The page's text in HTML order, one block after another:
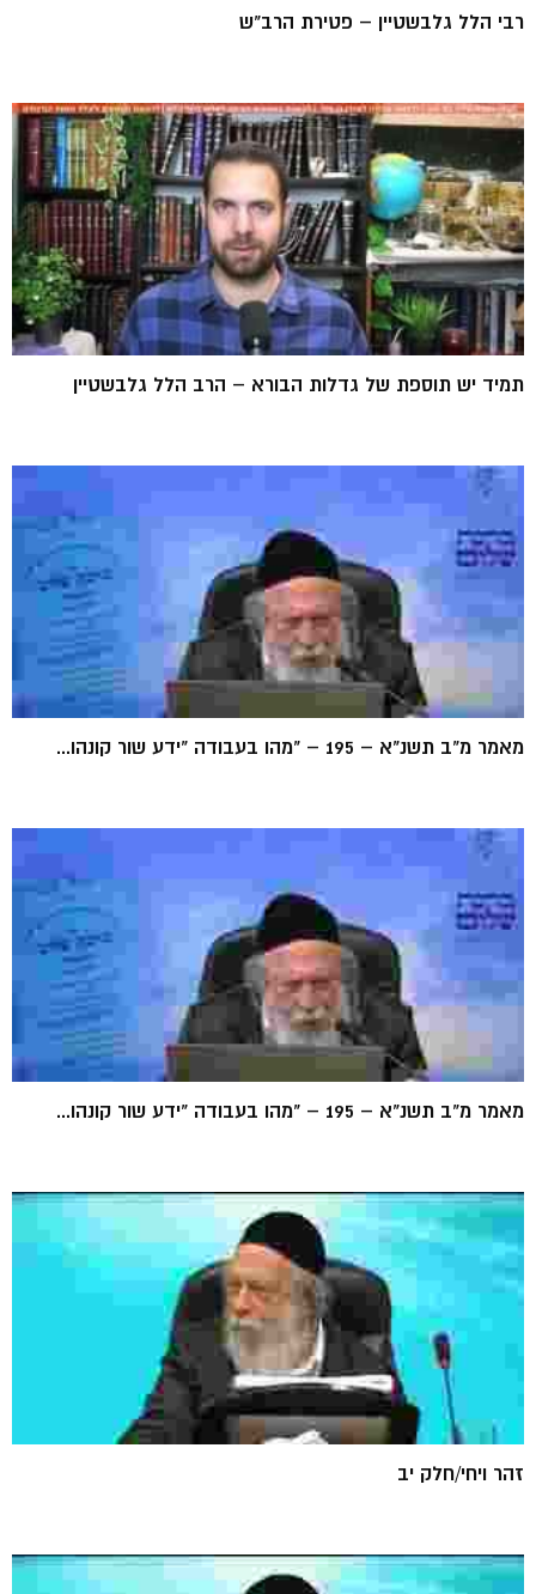
רבי הלל גלבשטיין – פטירת הרב"ש
תמיד יש תוספת של גדלות הבורא – הרב הלל גלבשטיין
מאמר מ"ב תשנ"א – 195 – "מהו בעבודה "ידע שור קונהו...
מאמר מ"ב תשנ"א – 195 – "מהו בעבודה "ידע שור קונהו...
זהר ויחי/חלק יב